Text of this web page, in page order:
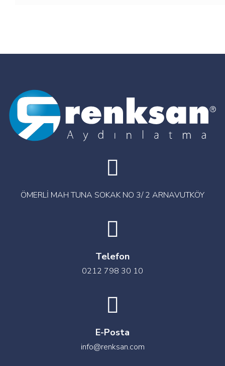
ÖMERLİ MAH TUNA SOKAK NO 3/ 2 ARNAVUTKÖY
Telefon
0212 798 30 10
E-Posta
info@renksan.com